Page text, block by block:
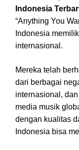
Indonesia
“Anything You
Indonesia
internasional.
Mereka telah
dari berbagai
internasional,
media musik
dengan kualitas
Indonesia bisa